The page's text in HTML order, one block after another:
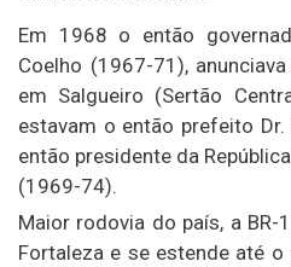
Em 1968 o então
Coelho (1967-71),
em Salgueiro (Sertão
estavam o então prefeito
então presidente da
(1969-74).
Maior rodovia do país, a
Fortaleza e se estende até